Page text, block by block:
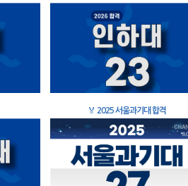
🏅 2025 서울과기대 합격